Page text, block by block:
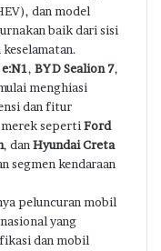
dan model
baik dari sisi
, BYD Sealion 7,
menghiasi
dan fitur
seperti Ford
, dan Hyundai Creta
segmen kendaraan
peluncuran mobil
yang
dan mobil